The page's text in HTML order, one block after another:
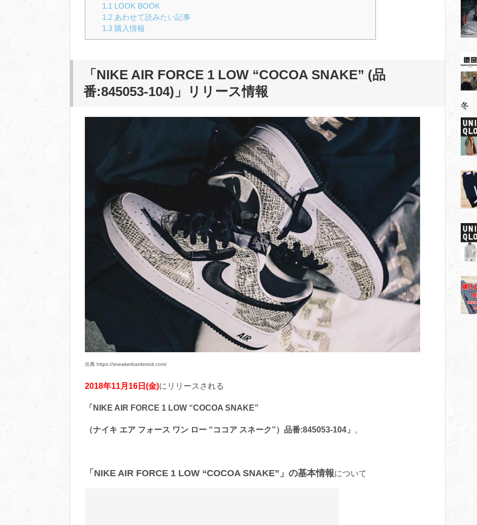
1.1 LOOK BOOK
1.2あわせて読みたい記事
1.3購入情報
「NIKE AIR FORCE 1 LOW “COCOA SNAKE” (品
番:845053-104)」
リリース情報
出典 https://sneakerbardetroit.com/
2018年11月16日(金)にリリースされる
「NIKE AIR FORCE 1 LOW “COCOA SNAKE”
（ナイキ エア フォース ワン ロー “ココア スネーク”）品番:845053-104」 。
「NIKE AIR FORCE 1 LOW “COCOA SNAKE”」の基本情報について
冬